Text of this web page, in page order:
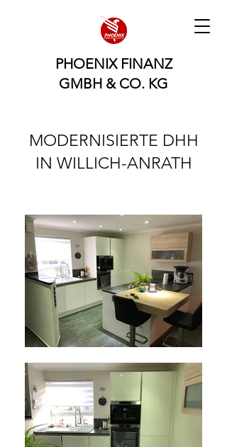
PHOENIX FINANZ
GMBH & CO. KG
MODERNISIERTE DHH
IN WILLICH-ANRATH